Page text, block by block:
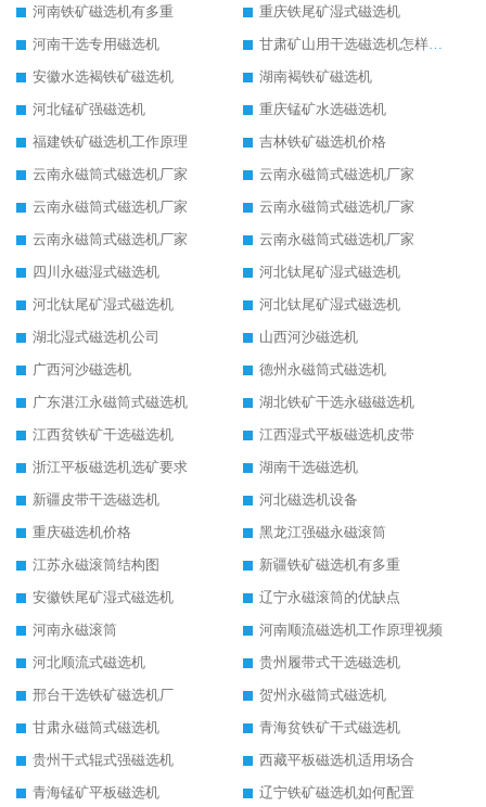
河南铁矿磁选机有多重
重庆铁尾矿湿式磁选机
河南干选专用磁选机
甘肃矿山用干选磁选机怎样调磁
安徽水选褐铁矿磁选机
湖南褐铁矿磁选机
河北锰矿强磁选机
重庆锰矿水选磁选机
福建铁矿磁选机工作原理
吉林铁矿磁选机价格
云南永磁筒式磁选机厂家
云南永磁筒式磁选机厂家
云南永磁筒式磁选机厂家
云南永磁筒式磁选机厂家
云南永磁筒式磁选机厂家
云南永磁筒式磁选机厂家
四川永磁湿式磁选机
河北钛尾矿湿式磁选机
河北钛尾矿湿式磁选机
河北钛尾矿湿式磁选机
湖北湿式磁选机公司
山西河沙磁选机
广西河沙磁选机
德州永磁筒式磁选机
广东湛江永磁筒式磁选机
湖北铁矿干选永磁磁选机
江西贫铁矿干选磁选机
江西湿式平板磁选机皮带
浙江平板磁选机选矿要求
湖南干选磁选机
新疆皮带干选磁选机
河北磁选机设备
重庆磁选机价格
黑龙江强磁永磁滚筒
江苏永磁滚筒结构图
新疆铁矿磁选机有多重
安徽铁尾矿湿式磁选机
辽宁永磁滚筒的优缺点
河南永磁滚筒
河南顺流磁选机工作原理视频
河北顺流式磁选机
贵州履带式干选磁选机
邢台干选铁矿磁选机厂
贺州永磁筒式磁选机
甘肃永磁筒式磁选机
青海贫铁矿干式磁选机
贵州干式辊式强磁选机
西藏平板磁选机适用场合
青海锰矿平板磁选机
辽宁铁矿磁选机如何配置